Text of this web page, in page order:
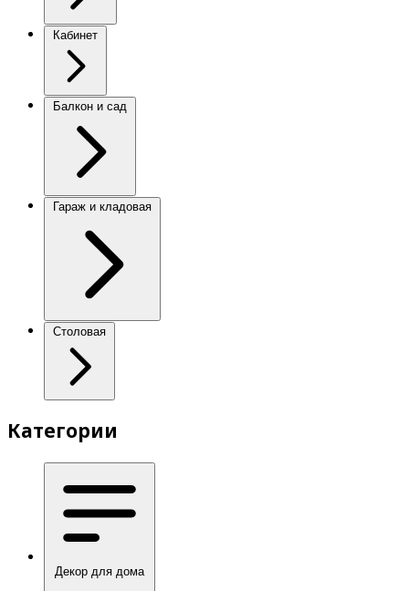
Кабинет
Балкон и сад
Гараж и кладовая
Столовая
Категории
Декор для дома